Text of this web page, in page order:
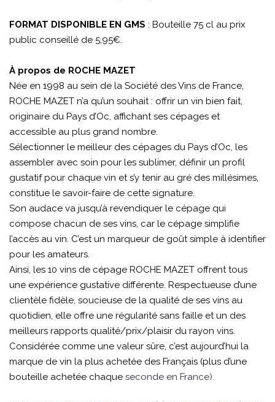
FORMAT DISPONIBLE EN GMS : Bouteille 75 cl au prix
public conseillé de 5,95€.
À propos de ROCHE MAZET
Née en 1998 au sein de la Société des Vins de France,
ROCHE MAZET n’a qu’un souhait : offrir un vin bien fait,
originaire du Pays d’Oc, affichant ses cépages et
accessible au plus grand nombre.
Sélectionner le meilleur des cépages du Pays d’Oc, les
assembler avec soin pour les sublimer, définir un profil
gustatif pour chaque vin et s’y tenir au gré des millésimes,
constitue le savoir-faire de cette signature.
Son audace va jusqu’à revendiquer le cépage qui
compose chacun de ses vins, car le cépage simplifie
l’accès au vin. C’est un marqueur de goût simple à identifier
pour les amateurs.
Ainsi, les 10 vins de cépage ROCHE MAZET offrent tous
une expérience gustative différente. Respectueuse d’une
clientèle fidèle, soucieuse de la qualité de ses vins au
quotidien, elle offre une régularité sans faille et un des
meilleurs rapports qualité/prix/plaisir du rayon vins.
Considérée comme une valeur sûre, c’est aujourd’hui la
marque de vin la plus achetée des Français (plus d’une
bouteille achetée chaque seconde en France).